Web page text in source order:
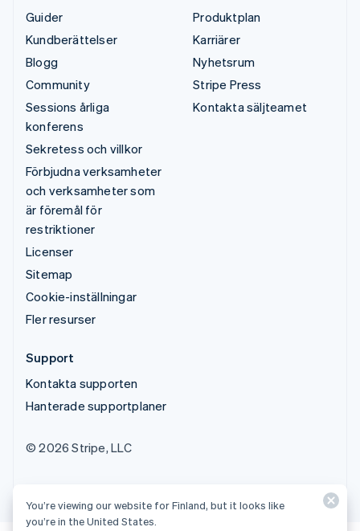
Guider
Kundberättelser
Blogg
Community
Sessions årliga
konferens
Sekretess och villkor
Förbjudna verksamheter
och verksamheter som
är föremål för
restriktioner
Licenser
Sitemap
Cookie-inställningar
Fler resurser
Produktplan
Karriärer
Nyhetsrum
Stripe Press
Kontakta säljteamet
Support
Kontakta supporten
Hanterade supportplaner
© 2026 Stripe, LLC
You’re viewing our website for Finland, but it looks like
you’re in the United States.